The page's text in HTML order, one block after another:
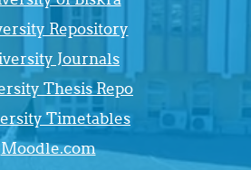
Repository
Journals
Thesis Repo
Timetables
Moodle.com